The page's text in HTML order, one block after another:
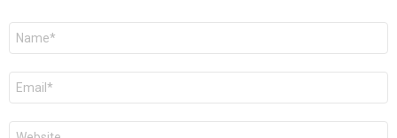
Nome
E-
mail
*
Site